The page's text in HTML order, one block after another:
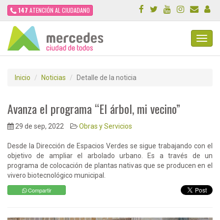
147 ATENCIÓN AL CIUDADANO
Inicio Noticias Detalle de la noticia
Avanza el programa “El árbol, mi vecino”
29 de sep, 2022 Obras y Servicios
Desde la Dirección de Espacios Verdes se sigue trabajando con el
objetivo de ampliar el arbolado urbano. Es a través de un
programa de colocación de plantas nativas que se producen en el
vivero biotecnológico municipal.
Compartir